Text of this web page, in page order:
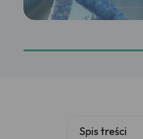
Spis treści